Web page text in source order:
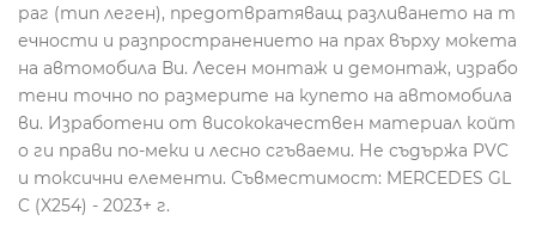
раг (тип леген), предотвратяващ разливането на т
ечности и разпространението на прах върху мокета
на автомобила Ви. Лесен монтаж и демонтаж, израбо
тени точно по размерите на купето на автомобила
ви. Изработени от висококачествен материал койт
о ги прави по-меки и лесно сгъваеми. Не съдържа PVC
и токсични елементи. Съвместимост: MERCEDES GL
C (X254) - 2023+ г.